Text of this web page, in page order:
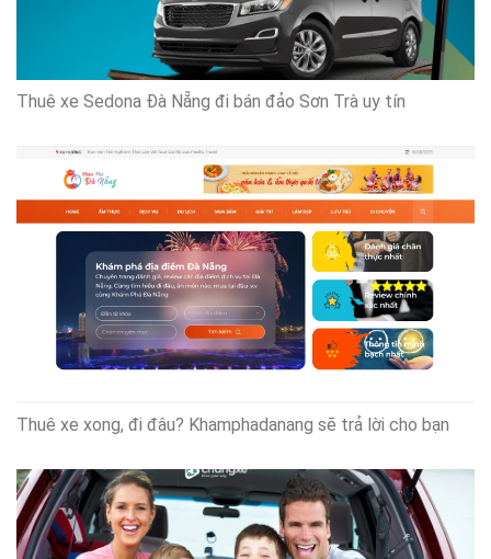
Thuê xe Sedona Đà Nẵng đi bán đảo Sơn Trà uy tín
Thuê xe xong, đi đâu? Khamphadanang sẽ trả lời cho bạn